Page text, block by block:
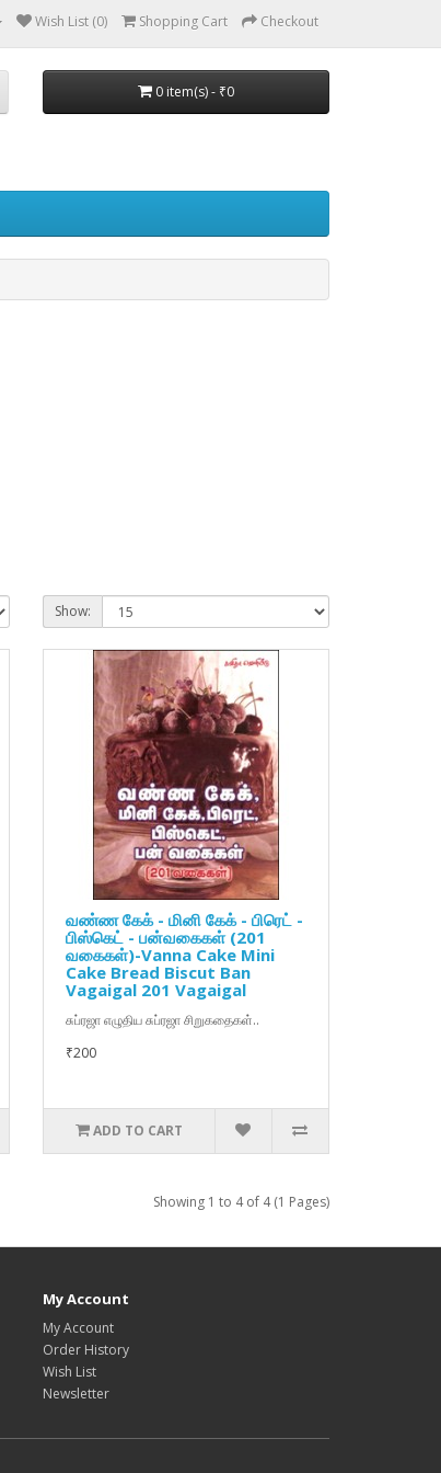
Wish List (0) Shopping Cart Checkout
0 item(s) - ₹0
Show:
வண்ண கேக் - மினி கேக் - பிரெட் -
பிஸ்கெட் - பன்வகைகள் (201
வகைகள்)-Vanna Cake Mini
Cake Bread Biscut Ban
Vagaigal 201 Vagaigal
சுப்ரஜா எழுதிய சுப்ரஜா சிறுகதைகள்..
₹200
ADD TO CART
Showing 1 to 4 of 4 (1 Pages)
My Account
My Account
Order History
Wish List
Newsletter